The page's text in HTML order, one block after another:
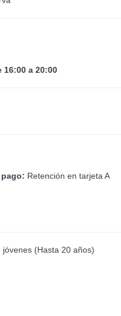
a 20:00
pago: Retención en tarjeta A
(Hasta 20 años)